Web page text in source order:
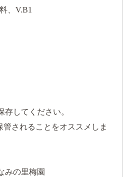
、V.B1
存してください。
されることをオススメしま
みの里梅園